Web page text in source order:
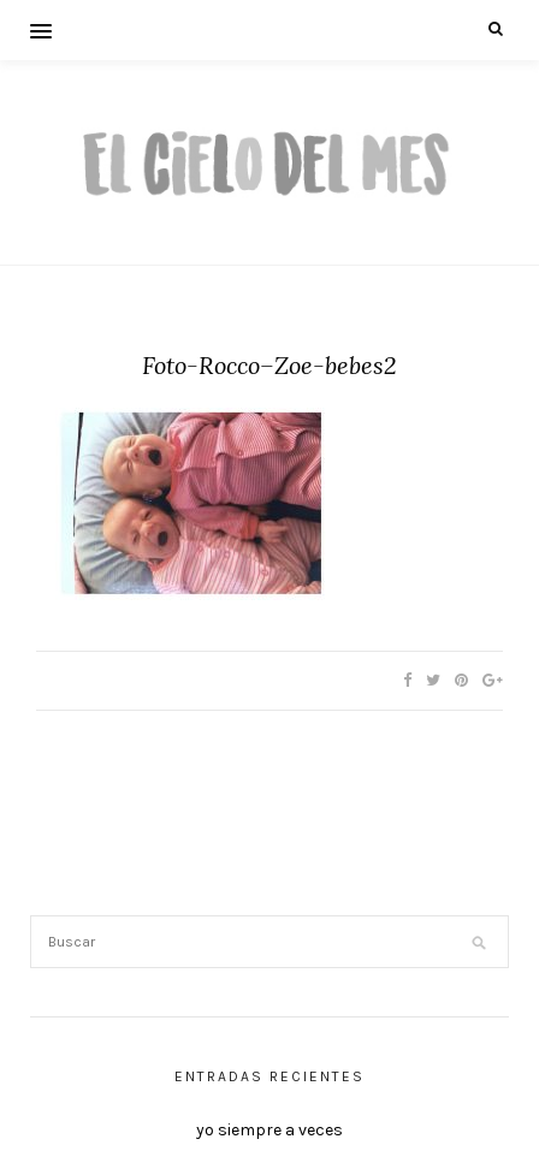
Foto-Rocco–Zoe-bebes2
ENTRADAS RECIENTES
yo siempre a veces